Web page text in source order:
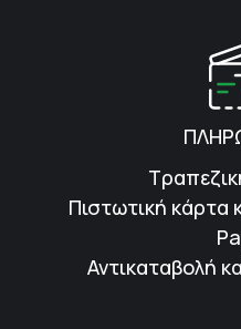
Πιστωτική κάρτα
Αντικαταβολή